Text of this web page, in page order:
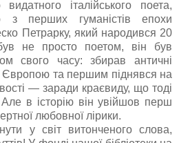
італійського поета,
з перших гуманістів епохи
Петрарку, який народився 20
не просто поетом, він був
свого часу: збирав античні
та першим піднявся на
— заради краєвиду, що тоді
в історію він увійшов перш
любовної лірики.
у світ витонченого слова,